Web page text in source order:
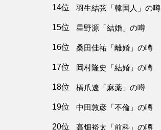
14位 羽生結弦「韓国人」の噂
15位 星野源「結婚」の噂
16位 桑田佳祐「離婚」の噂
17位 岡村隆史「結婚」の噂
18位 橋爪遼「麻薬」の噂
19位 中田敦彦「不倫」の噂
20位 高畑裕太「前科」の噂